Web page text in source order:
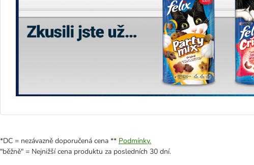
*DC = nezávazně doporučená cena ** Podmínky.
"běžně" = Nejnižší cena produktu za posledních 30 dní.